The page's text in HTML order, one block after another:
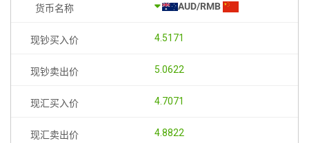
AUD/RMB
4.5171
5.0622
4.7071
4.8822